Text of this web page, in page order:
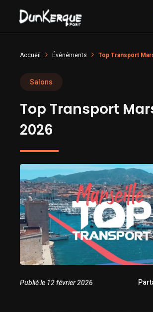
Accueil Événéments Top Transport
Salons
Top Transport
2026
Publié le 12 février 2026